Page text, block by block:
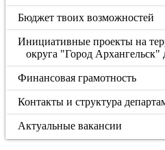
Бюджет твоих возможностей
Инициативные проекты на
округа "Город Архангельск"
Финансовая грамотность
Контакты и структура
Актуальные вакансии